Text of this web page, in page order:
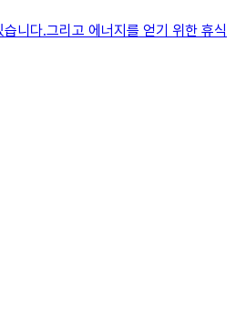
니다.그리고 에너지를 얻기 위한 휴식